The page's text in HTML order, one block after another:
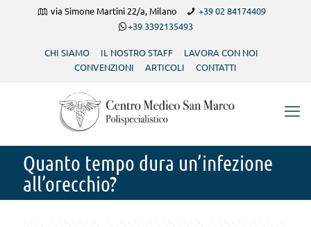
via Simone Martini 22/a, Milano
+39 02 84174409
+39 3392135493
CHI SIAMO IL NOSTRO STAFF
LAVORA CON NOI
CONVENZIONI
ARTICOLI CONTATTI
Quanto tempo dura un’infezione
all’orecchio?